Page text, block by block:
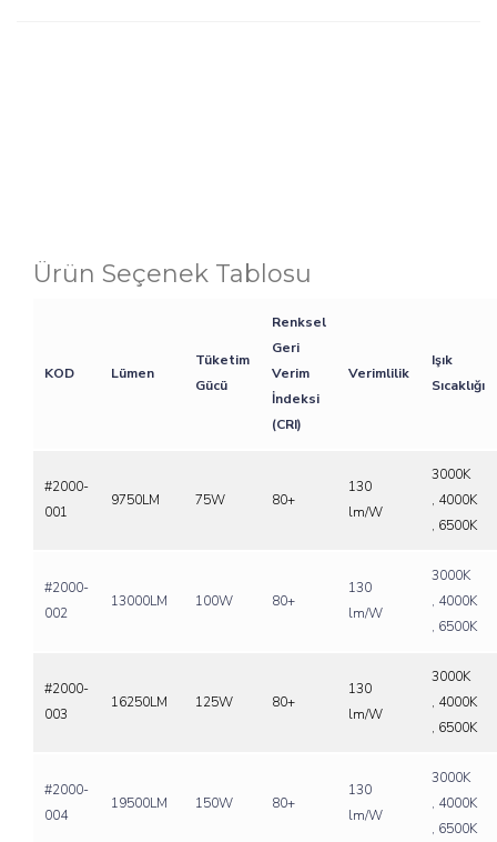
Ürün Seçenek Tablosu
KOD Lümen
Tüketim
Gücü
Renksel
Geri
Verim
İndeksi
(CRI)
Verimlilik
Işık
Sıcaklığı
#2000-
001
9750LM 75W 80+
130
lm/W
3000K
, 4000K
, 6500K
#2000-
002
13000LM 100W 80+
130
lm/W
3000K
, 4000K
, 6500K
#2000-
003
16250LM 125W 80+
130
lm/W
3000K
, 4000K
, 6500K
#2000-
004
19500LM 150W 80+
130
lm/W
3000K
, 4000K
, 6500K